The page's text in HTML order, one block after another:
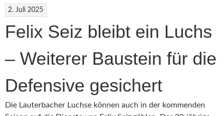
2. Juli 2025
Felix Seiz bleibt ein Luchs
– Weiterer Baustein für die
Defensive gesichert
Die Lauterbacher Luchse können auch in der kommenden